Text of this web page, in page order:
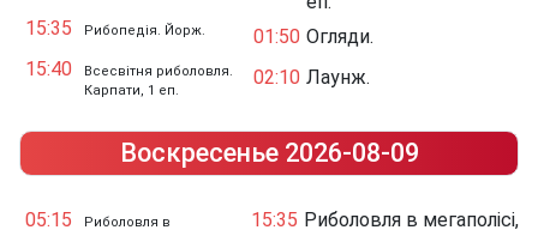
15:35 Рибопедія. Йорж.
15:40
Всесвітня риболовля.
Карпати, 1 еп.
01:50 Огляди.
02:10 Лаунж.
Воскресенье 2026-08-09
05:15
Риболовля в
15:35 Риболовля в мегаполісі,